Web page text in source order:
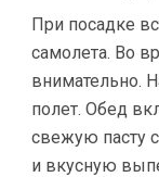
При посадке
самолета. Во
внимательно.
полет. Обед
свежую пасту
и вкусную